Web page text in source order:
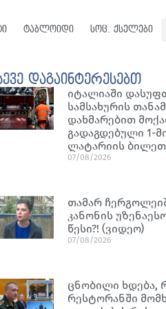
ტაბლოიდი სოც. ქსელები
დაგაინტერესებთ
იტალიაში
სამსახურის
დახმარებით
გადაგდებული 1-
ლატარიის
07/08/2026
თამარ
კანონის
წესი?! (ვიდეო)
07/08/2026
ცნობილი ხდება,
რესტორანში